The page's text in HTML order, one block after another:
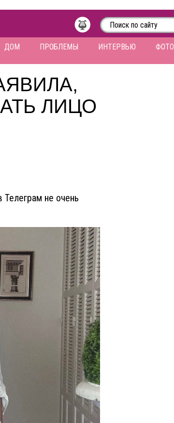
ДОМ ПРОБЛЕМЫ ИНТЕРВЬЮ ФОТО
ЛИЦО
Телеграм не очень